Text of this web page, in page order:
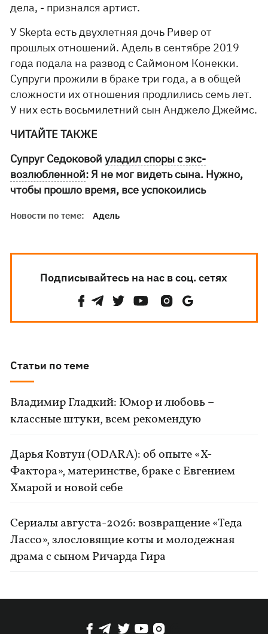
дела, - признался артист.
У Skepta есть двухлетняя дочь Ривер от
прошлых отношений. Адель в сентябре 2019
года подала на развод с Саймоном Конекки.
Супруги прожили в браке три года, а в общей
сложности их отношения продлились семь лет.
У них есть восьмилетний сын Анджело Джеймс.
ЧИТАЙТЕ ТАКЖЕ
Супруг Седоковойуладил споры с экс-
возлюбленной: Я не мог видеть сына. Нужно,
чтобы прошло время, все успокоились
Новости по теме: Адель
Подписывайтесь на нас в соц. сетях
Статьи по теме
Владимир Гладкий: Юмор и любовь –
классные штуки, всем рекомендую
Дарья Ковтун (ODARA): об опыте «Х-
Фактора», материнстве, браке с Евгением
Хмарой и новой себе
Сериалы августа-2026: возвращение «Теда
Лассо», злословящие коты и молодежная
драма с сыном Ричарда Гира